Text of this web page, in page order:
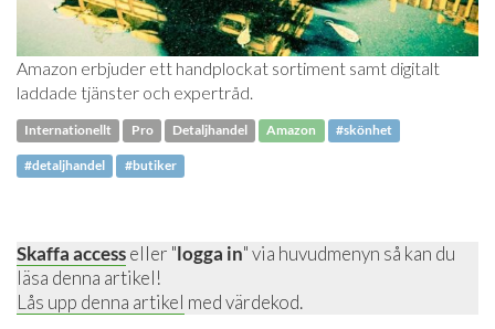
Amazon erbjuder ett handplockat sortiment samt digitalt
laddade tjänster och expertråd.
Internationellt Pro Detaljhandel Amazon #skönhet
#detaljhandel #butiker
Skaffa accesseller "logga in" via huvudmenyn så kan du
läsa denna artikel!
Lås upp denna artikel med värdekod.